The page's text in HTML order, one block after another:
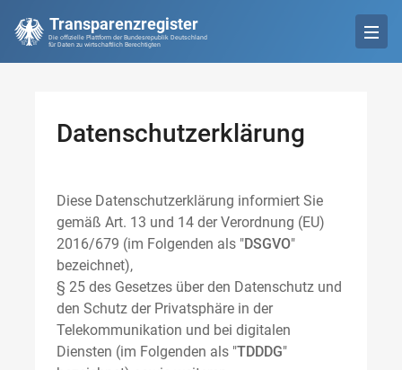
Transparenzregister
Die offizielle Plattform der Bundesrepublik Deutschland
für Daten zu wirtschaftlich Berechtigten
Datenschutzerklärung
Diese Datenschutzerklärung informiert Sie
gemäß Art. 13 und 14 der Verordnung (EU)
2016/679 (im Folgenden als "DSGVO"
bezeichnet),
§ 25 des Gesetzes über den Datenschutz und
den Schutz der Privatsphäre in der
Telekommunikation und bei digitalen
Diensten (im Folgenden als "TDDDG"